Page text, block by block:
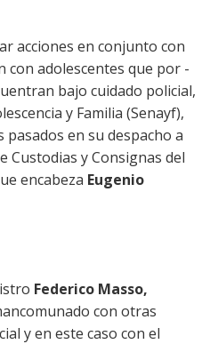
acciones en conjunto con
con adolescentes que por -
bajo cuidado policial,
y Familia (Senayf),
pasados en su despacho a
Custodias y Consignas del
encabeza Eugenio
Federico Masso,
con otras
y en este caso con el